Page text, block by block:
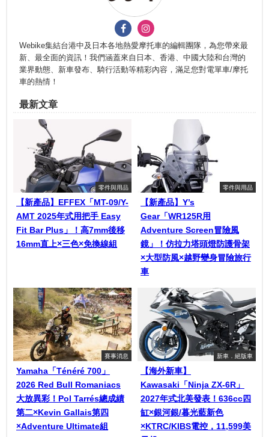
Webike集結台港中及日本各地熱愛摩托車的編輯團隊，為您帶來最
新、最全面的資訊！我們涵蓋來自日本、香港、中國大陸和台灣的
業界動態、新車發布、騎行活動等精彩內容，滿足您對電單車/摩托
車的熱情！
最新文章
零件與用品
【新產品】EFFEX「MT-09/Y-
AMT 2025年式用把手 Easy
Fit Bar Plus」！高7mm後移
16mm直上×三色×免換線組
零件與用品
【新產品】Y’s
Gear「WR125R用
Adventure Screen冒險風
鏡」！仿拉力塔頭燈防護骨架
×大型防風×越野變身冒險旅行
車
賽事消息
Yamaha「Ténéré 700」
2026 Red Bull Romaniacs
大放異彩！Pol Tarrés總成績
第二×Kevin Gallais第四
×Adventure Ultimate組
新車．絕版車
【海外新車】
Kawasaki「Ninja ZX-6R」
2027年式北美發表！636cc四
缸×銀河銀/暮光藍新色
×KTRC/KIBS電控，11,599美